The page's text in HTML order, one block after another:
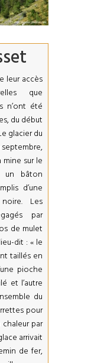
leur accès
que
n’ont été
du début
glacier du
septembre,
sur le
un bâton
d’une
Les
par
de mulet
dit : « le
taillés en
pioche
et l’autre
du
pour
par
arrivait
de fer,